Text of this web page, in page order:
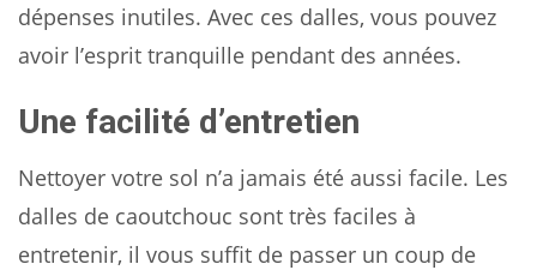
dépenses inutiles. Avec ces dalles, vous pouvez
avoir l’esprit tranquille pendant des années.
Une facilité d’entretien
Nettoyer votre sol n’a jamais été aussi facile. Les
dalles de caoutchouc sont très faciles à
entretenir, il vous suffit de passer un coup de